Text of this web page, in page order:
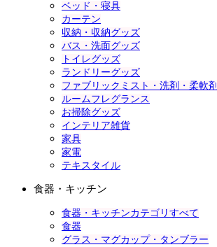
ベッド・寝具
カーテン
収納・収納グッズ
バス・洗面グッズ
トイレグッズ
ランドリーグッズ
ファブリックミスト・洗剤・柔軟剤
ルームフレグランス
お掃除グッズ
インテリア雑貨
家具
家電
テキスタイル
食器・キッチン
食器・キッチンカテゴリすべて
食器
グラス・マグカップ・タンブラー